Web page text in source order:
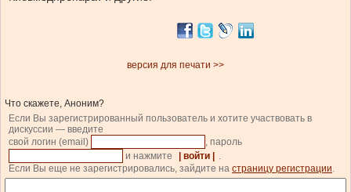
версия для печати >>
Что скажете, Аноним?
Если Вы зарегистрированный пользователь и хотите участвовать в
дискуссии — введите
свой логин (email)
, пароль
и нажмите
| войти |
.
Если Вы еще не зарегистрировались, зайдите на страницу регистрации.